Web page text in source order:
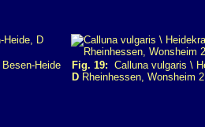
Heide
Fig. 19: Calluna vulgaris \
D Rheinhessen, Wonsheim